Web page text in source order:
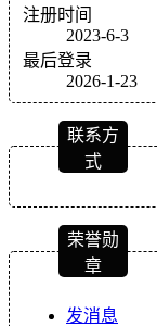
注册时间
2023-6-3
最后登录
2026-1-23
联系方
式
荣誉勋
章
发消息